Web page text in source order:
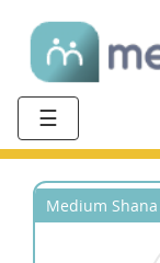
☰
Medium Shana